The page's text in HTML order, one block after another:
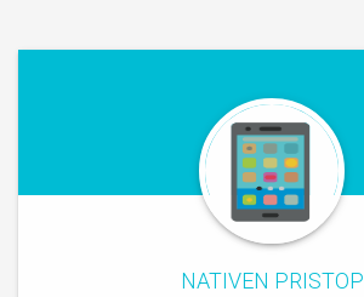
NATIVEN PRISTOP